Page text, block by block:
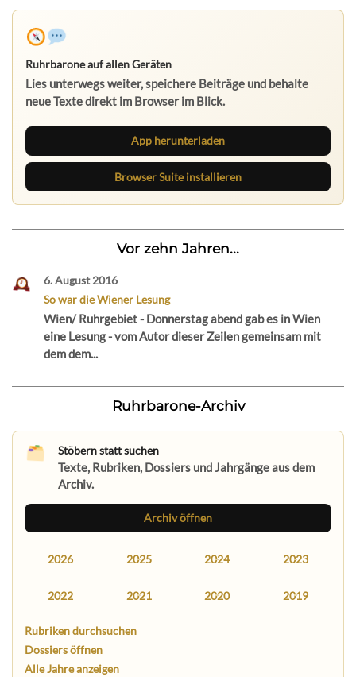
Ruhrbarone auf allen Geräten
Lies unterwegs weiter, speichere Beiträge und behalte
neue Texte direkt im Browser im Blick.
App herunterladen
Browser Suite installieren
Vor zehn Jahren...
6. August 2016
So war die Wiener Lesung
Wien/ Ruhrgebiet - Donnerstag abend gab es in Wien
eine Lesung - vom Autor dieser Zeilen gemeinsam mit
dem dem...
Ruhrbarone-Archiv
Stöbern statt suchen
Texte, Rubriken, Dossiers und Jahrgänge aus dem
Archiv.
Archiv öffnen
2026 2025 2024 2023
2022 2021 2020 2019
Rubriken durchsuchen
Dossiers öffnen
Alle Jahre anzeigen